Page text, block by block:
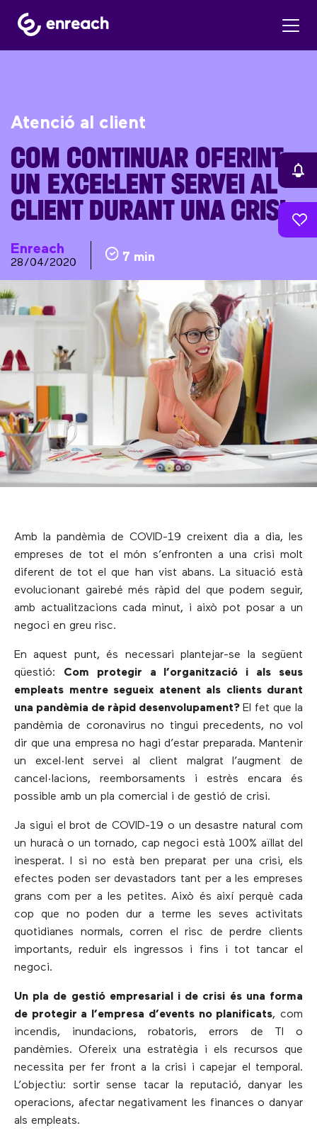
Atenció al client
COM CONTINUAR OFERINT
UN EXCEL·LENT SERVEI AL
CLIENT DURANT UNA CRISI
Enreach
28/04/2020 7 min
Amb la pandèmia de COVID-19 creixent dia a dia, les
empreses de tot el món s’enfronten a una crisi molt
diferent de tot el que han vist abans. La situació està
evolucionant gairebé més ràpid del que podem seguir,
amb actualitzacions cada minut, i això pot posar a un
negoci en greu risc.
En aquest punt, és necessari plantejar-se la següent
qüestió: Com protegir a l’organització i als seus
empleats mentre segueix atenent als clients durant
una pandèmia de ràpid desenvolupament? El fet que la
pandèmia de coronavirus no tingui precedents, no vol
dir que una empresa no hagi d’estar preparada. Mantenir
un excel·lent servei al client malgrat l’augment de
cancel·lacions, reemborsaments i estrès encara és
possible amb un pla comercial i de gestió de crisi.
Ja sigui el brot de COVID-19 o un desastre natural com
un huracà o un tornado, cap negoci està 100% aïllat del
inesperat. I si no està ben preparat per una crisi, els
efectes poden ser devastadors tant per a les empreses
grans com per a les petites. Això és així perquè cada
cop que no poden dur a terme les seves activitats
quotidianes normals, corren el risc de perdre clients
importants, reduir els ingressos i fins i tot tancar el
negoci.
Un pla de gestió empresarial i de crisi és una forma
de protegir a l’empresa d’events no planificats, com
incendis, inundacions, robatoris, errors de TI o
pandèmies. Ofereix una estratègia i els recursos que
necessita per fer front a la crisi i capejar el temporal.
L’objectiu: sortir sense tacar la reputació, danyar les
operacions, afectar negativament les finances o danyar
als empleats.